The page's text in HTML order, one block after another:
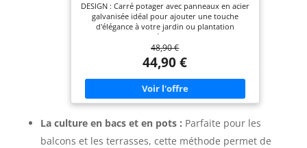
DESIGN : Carré potager avec panneaux en acier
galvanisée idéal pour ajouter une touche
d'élégance à votre jardin ou plantation
BIOLOGIQUE : Carré potager permettant de
faire pousser tous types de plantations
(légumes, plantes aromatiques ou fleurs)
MATÉRIAU DE QUALITÉ : Conception,
fabrication robuste en acier galvanisée pour
une meilleure protection contre la pluie, les
rayons UV, le froid, etc. - Convient à une
installation en extérieur ou en intérieur type
serre, tunnel, etc. OPTIMISATION DE LA
CROISSANCE & RENDEMENT DE VOS VÉGÉTAUX
: Conception et fabrication étudiées pour
48,90 €
44,90 €
La culture en bacs et en pots : Parfaite pour les
balcons et les terrasses, cette méthode permet de